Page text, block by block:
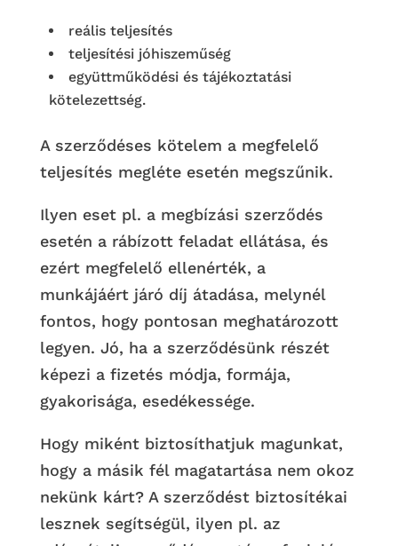
reális teljesítés
teljesítési jóhiszeműség
együttműködési és tájékoztatási
kötelezettség.
A szerződéses kötelem a megfelelő
teljesítés megléte esetén megszűnik.
Ilyen eset pl. a megbízási szerződés
esetén a rábízott feladat ellátása, és
ezért megfelelő ellenérték, a
munkájáért járó díj átadása, melynél
fontos, hogy pontosan meghatározott
legyen. Jó, ha a szerződésünk részét
képezi a fizetés módja, formája,
gyakorisága, esedékessége.
Hogy miként biztosíthatjuk magunkat,
hogy a másik fél magatartása nem okoz
nekünk kárt? A szerződést biztosítékai
lesznek segítségül, ilyen pl. az